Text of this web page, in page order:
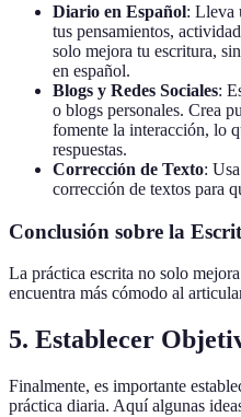
Diario en Español: Lleva
tus pensamientos,
solo mejora tu escritura,
en español.
Blogs y Redes Sociales:
o blogs personales. Crea
fomente la interacción, lo
respuestas.
Corrección de Texto:
corrección de textos para
Conclusión sobre la
La práctica escrita no solo
encuentra más cómodo al
5. Establecer
Finalmente, es importante
práctica diaria. Aquí algunas